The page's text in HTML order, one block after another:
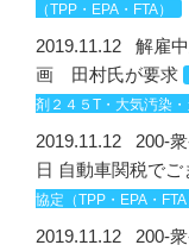
（TPP・EPA・FTA）
2019.11.12
解雇
画 田村氏が要求
剤２４５T・大気汚染・
2019.11.12
200-
日 自動車関税で
協定（TPP・EPA・FTA
2019.11.12
200-